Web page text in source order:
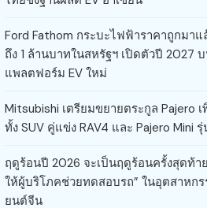
Ford Fathom กระบะไฟฟ้าราคาถูกมาแ
ถึง 1 ล้านบาทในสหรัฐฯ เปิดตัวปี 2027
แพลตฟอร์ม EV ใหม่
Mitsubishi เตรียมขยายตระกูล Pajero
ทั้ง SUV คู่แข่ง RAV4 และ Pajero Mini
ฤดูร้อนปี 2026 จะเป็นฤดูร้อนครั้งสุดท้า
ให้ผู้บริโภคช่วยทดสอบรถ” ในอุตสาหก
ยนต์จีน